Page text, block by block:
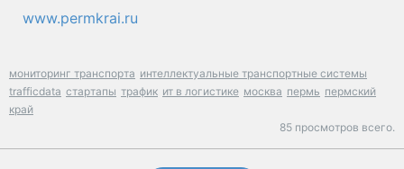
www.permkrai.ru
мониторинг транспорта интеллектуальные транспортные системы
trafficdata стартапы трафик ит в логистике москва пермь пермский
край
85 просмотров всего.